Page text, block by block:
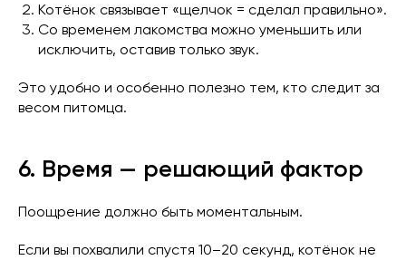
Котёнок связывает «щелчок = сделал правильно».
Со временем лакомства можно уменьшить или
исключить, оставив только звук.
Это удобно и особенно полезно тем, кто следит за
весом питомца.
6. Время — решающий фактор
Поощрение должно быть моментальным.
Если вы похвалили спустя 10–20 секунд, котёнок не